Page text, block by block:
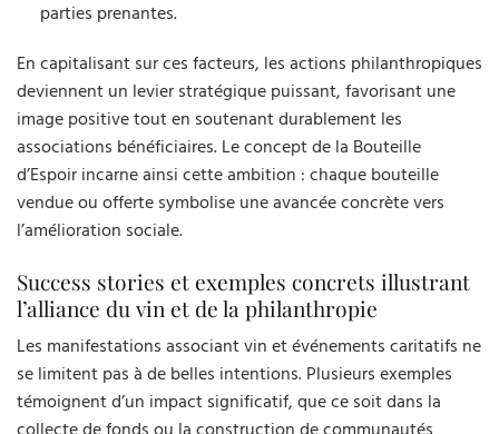
parties prenantes.
En capitalisant sur ces facteurs, les actions philanthropiques
deviennent un levier stratégique puissant, favorisant une
image positive tout en soutenant durablement les
associations bénéficiaires. Le concept de la Bouteille
d’Espoir incarne ainsi cette ambition : chaque bouteille
vendue ou offerte symbolise une avancée concrète vers
l’amélioration sociale.
Success stories et exemples concrets illustrant
l’alliance du vin et de la philanthropie
Les manifestations associant vin et événements caritatifs ne
se limitent pas à de belles intentions. Plusieurs exemples
témoignent d’un impact significatif, que ce soit dans la